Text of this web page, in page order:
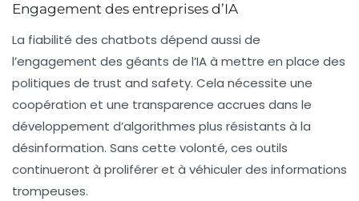
Engagement des entreprises d’IA
La fiabilité des chatbots dépend aussi de
l’engagement des géants de l’IA à mettre en place des
politiques de trust and safety. Cela nécessite une
coopération et une transparence accrues dans le
développement d’algorithmes plus résistants à la
désinformation. Sans cette volonté, ces outils
continueront à proliférer et à véhiculer des informations
trompeuses.